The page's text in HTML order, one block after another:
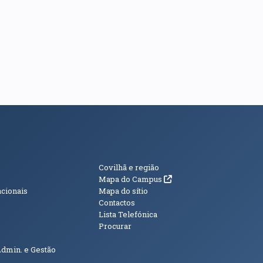
e Gestão
Informações
Covilhã e região
Mapa do Campus (abre em nova janela)
Mapa do sítio
Contactos
Lista Telefónica
Procurar